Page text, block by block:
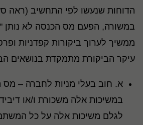
במשורה, הפעם מס הכנסה לא נותן
ממשיך לערוך ביקורות קפדניות
עיקר הביקורת מתמקדת בנושאים
א. חוב בעלי מניות לחברה – מס
במשיכות אלה משכורת ו/או
לגלם משיכות אלה על כל